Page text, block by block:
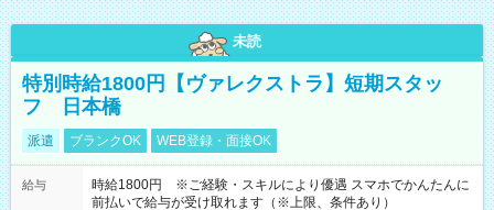
未読
特別時給1800円【ヴァレクストラ】短期スタッ
フ 日本橋
派遣 ブランクOK WEB登録・面接OK
給与
時給1800円 ※ご経験・スキルにより優遇 スマホでかんたんに
前払いで給与が受け取れます（※上限、条件あり）